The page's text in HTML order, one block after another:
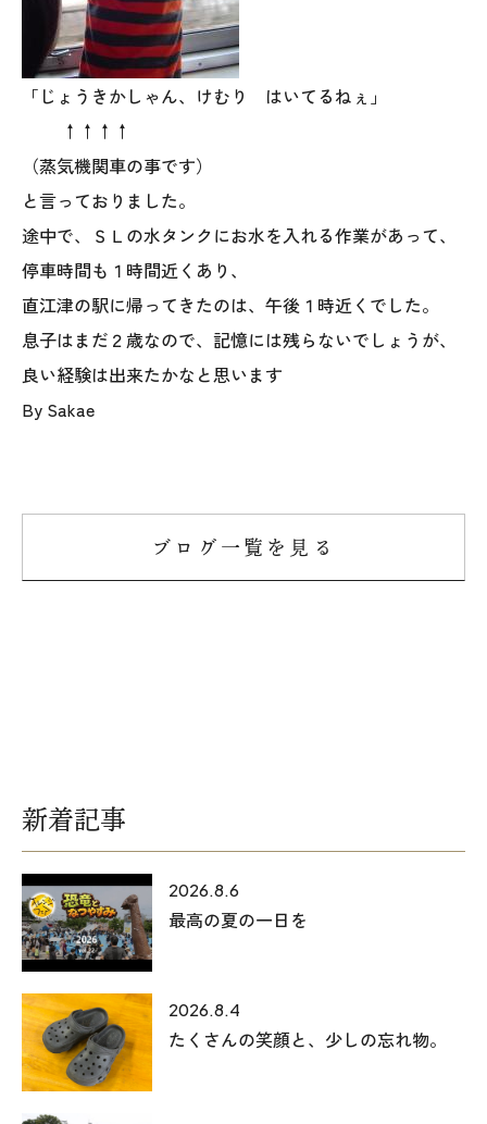
「じょうきかしゃん、けむり はいてるねぇ」
↑↑↑↑
（蒸気機関車の事です）
と言っておりました。
途中で、ＳＬの水タンクにお水を入れる作業があって、
停車時間も１時間近くあり、
直江津の駅に帰ってきたのは、午後１時近くでした。
息子はまだ２歳なので、記憶には残らないでしょうが、
良い経験は出来たかなと思います
By Sakae
ブログ一覧を見る
新着記事
2026.8.6
最高の夏の一日を
2026.8.4
たくさんの笑顔と、少しの忘れ物。